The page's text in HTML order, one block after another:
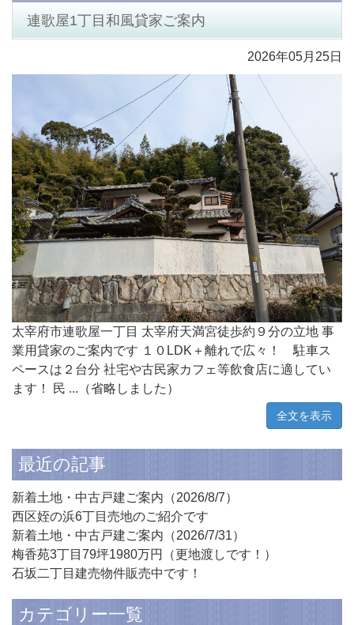
連歌屋1丁目和風貸家ご案内
2026年05月25日
太宰府市連歌屋一丁目 太宰府天満宮徒歩約９分の立地 事
業用貸家のご案内です １０LDK＋離れで広々！ 駐車ス
ペースは２台分 社宅や古民家カフェ等飲食店に適してい
ます！ 民 ...（省略しました）
全文を表示
最近の記事
新着土地・中古戸建ご案内（2026/8/7）
西区姪の浜6丁目売地のご紹介です
新着土地・中古戸建ご案内（2026/7/31）
梅香苑3丁目79坪1980万円（更地渡しです！）
石坂二丁目建売物件販売中です！
カテゴリー一覧